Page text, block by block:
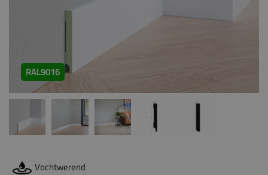
RAL9016
Vochtwerend